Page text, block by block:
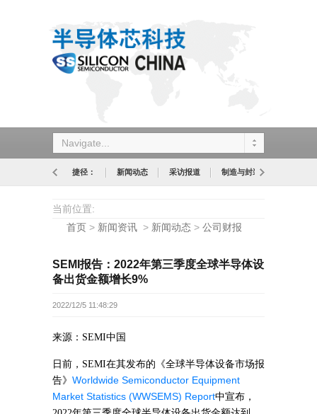
Navigate...
捷径： 新闻动态 采访报道 制造与封装
当前位置:
首页 > 新闻资讯 > 新闻动态 > 公司财报
SEMI报告：2022年第三季度全球半导体设
备出货金额增长9%
2022/12/5 11:48:29
来源： SEMI中国
日前， SEMI在其发布的《全球半导体设备市场报
告》 Worldwide Semiconductor Equipment
Market Statistics (WWSEMS) Report中宣布，